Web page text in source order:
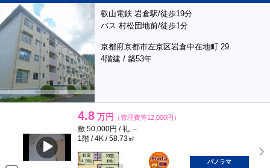
叡山電鉄 岩倉駅/徒歩19分
バス 村松団地前/徒歩1分
京都府京都市左京区岩倉中在地町 29
4階建 / 築53年
4.8 万円 （管理費等12,000円）
敷 50,000円 / 礼 －
1階 / 4K / 58.73㎡
ポンタ
部屋
パノラマ